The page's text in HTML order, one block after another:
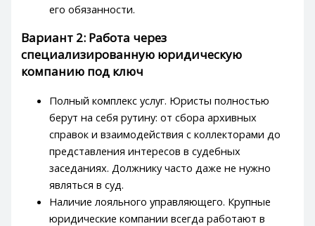
его обязанности.
Вариант 2: Работа через
специализированную юридическую
компанию под ключ
Полный комплекс услуг. Юристы полностью
берут на себя рутину: от сбора архивных
справок и взаимодействия с коллекторами до
представления интересов в судебных
заседаниях. Должнику часто даже не нужно
являться в суд.
Наличие лояльного управляющего. Крупные
юридические компании всегда работают в